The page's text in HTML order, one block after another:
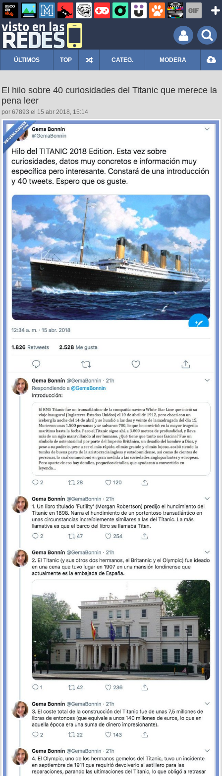
ÚLTIMOS TOP CATEG. MODERA
El hilo sobre 40 curiosidades del Titanic que merece la
pena leer
por 67893 el 15 abr 2018, 15:14